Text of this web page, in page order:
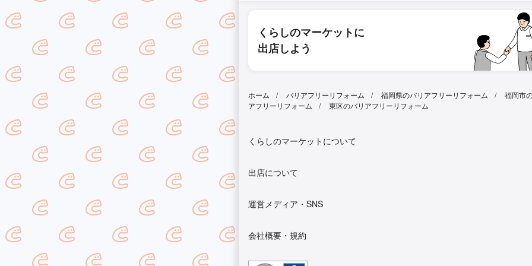
くらしのマーケットに
出店しよう
ホーム バリアフリーリフォーム 福岡県のバリアフリーリフォーム
福岡市
アフリーリフォーム
東区のバリアフリーリフォーム
くらしのマーケットについて
出店について
運営メディア・SNS
会社概要・規約